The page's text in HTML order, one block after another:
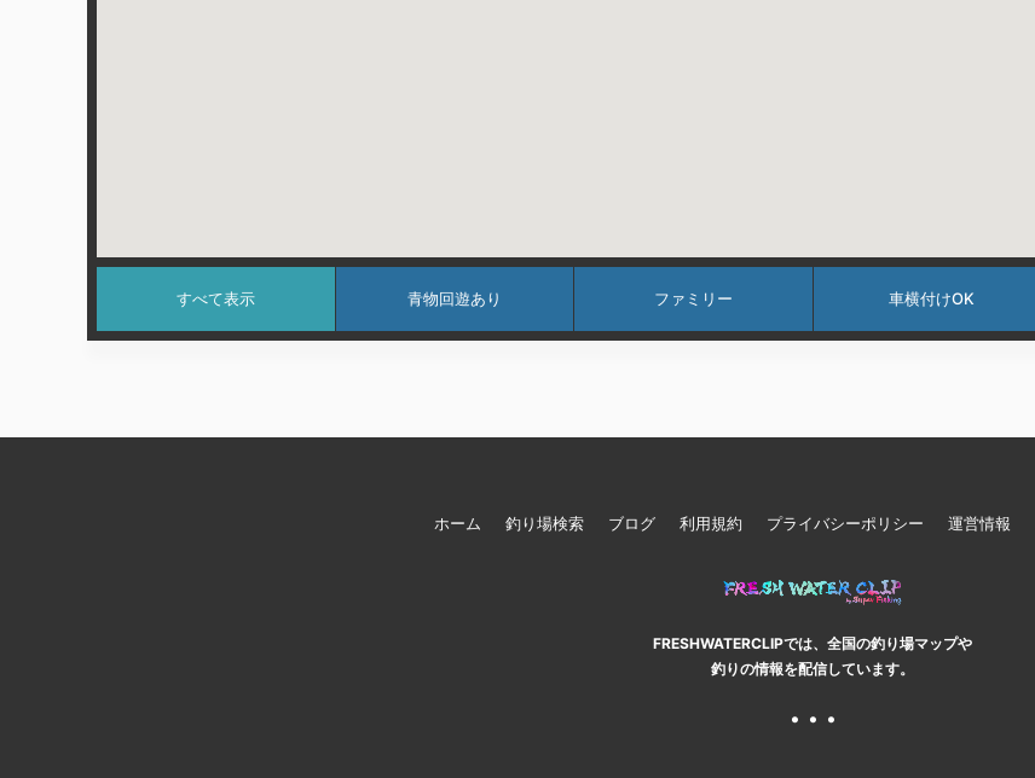
すべて表示 青物回遊あり ファミリー 車横付けOK
ホーム 釣り場検索 ブログ 利用規約 プライバシーポリシー 運営情報
FRESHWATERCLIPでは、全国の釣り場マップや
釣りの情報を配信しています。